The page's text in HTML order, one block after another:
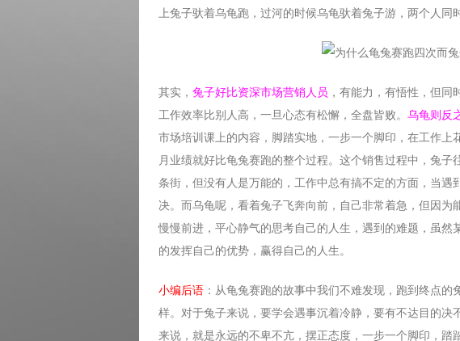
上兔子驮着乌龟跑，过河的时候乌龟驮着兔子游，两个人同
其实， 兔子好比资深市场营销人员 ，有能力，有悟性，但
工作效率比别人高，一旦心态有松懈，全盘皆败。 乌龟则反
市场培训课上的内容，脚踏实地，一步一个脚印，在工作
月业绩就好比龟兔赛跑的整个过程。这个销售过程中，兔
条街，但没有人是万能的，工作中总有搞不定的方面，当
决。而乌龟呢，看着兔子飞奔向前，自己非常着急，但因
慢慢前进，平心静气的思考自己的人生，遇到的难题，虽
的发挥自己的优势，赢得自己的人生。
小编后语 ：从龟兔赛跑的故事中我们不难发现，跑到终点
样。对于兔子来说，要学会遇事沉着冷静，要有不达目的
来说，就是永远的不卑不亢，摆正态度，一步一个脚印，踏